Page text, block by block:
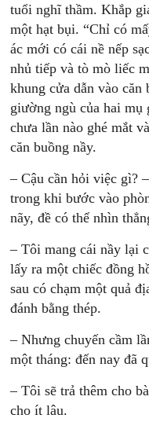
tuổi nghĩ thầm. Khắp
một hạt bụi. “Chỉ có
ác mới có cái nề nếp
nhủ tiếp và tò mò liếc
khung cửa dẫn vào
giường ngù của hai mụ
chưa lần nào ghé mắt
căn buồng nầy.
– Cậu cần hỏi việc gì?
trong khi bước vào
nãy, đề có thể nhìn
– Tôi mang cái nầy lại
lấy ra một chiếc đồng
sau có chạm một quả
đánh bằng thép.
– Nhưng chuyến cầm
một tháng: đến nay đã
– Tôi sẽ trả thêm cho
cho ít lâu.